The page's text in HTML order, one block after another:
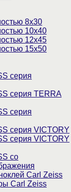
8х30
10х40
12х45
15х50
серия
серия TERRA
серия
серия VICTORY
серия VICTORY
со
Carl Zeiss
Carl Zeiss